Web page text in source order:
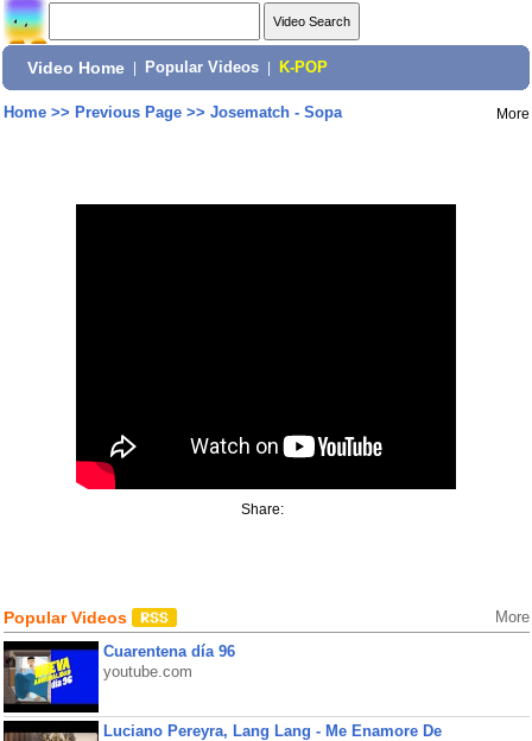
Video Home Popular Videos K-POP
Home>> Previous Page>> Josematch - Sopa More
Share:
Popular Videos More
Cuarentena día 96
youtube.com
Luciano Pereyra, Lang Lang - Me Enamore De